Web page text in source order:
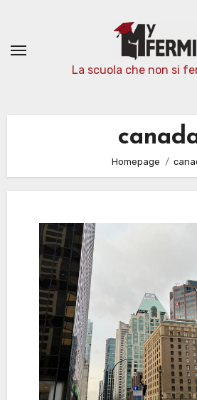
contenuto
La scuola che non si
Homepage